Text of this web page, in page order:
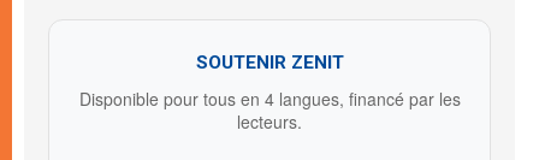
SOUTENIR ZENIT
Disponible pour tous en 4 langues, financé par les
lecteurs.